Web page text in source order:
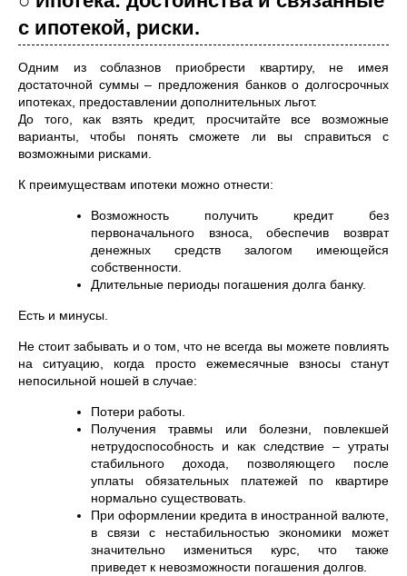
с ипотекой, риски.
Одним из соблазнов приобрести квартиру, не имея
достаточной суммы – предложения банков о долгосрочных
ипотеках, предоставлении дополнительных льгот.
До того, как взять кредит, просчитайте все возможные
варианты, чтобы понять сможете ли вы справиться с
возможными рисками.
К преимуществам ипотеки можно отнести:
Возможность получить кредит без
первоначального взноса, обеспечив возврат
денежных средств залогом имеющейся
собственности.
Длительные периоды погашения долга банку.
Есть и минусы.
Не стоит забывать и о том, что не всегда вы можете повлиять
на ситуацию, когда просто ежемесячные взносы станут
непосильной ношей в случае:
Потери работы.
Получения травмы или болезни, повлекшей
нетрудоспособность и как следствие – утраты
стабильного дохода, позволяющего после
уплаты обязательных платежей по квартире
нормально существовать.
При оформлении кредита в иностранной валюте,
в связи с нестабильностью экономики может
значительно измениться курс, что также
приведет к невозможности погашения долгов.